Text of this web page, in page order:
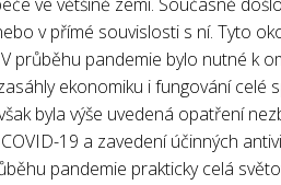
v přímé souvislosti s ní. Tyto
průběhu pandemie bylo nutné k
ekonomiku i fungování celé
byla výše uvedená opatření
19 a zavedení účinných
pandemie prakticky celá